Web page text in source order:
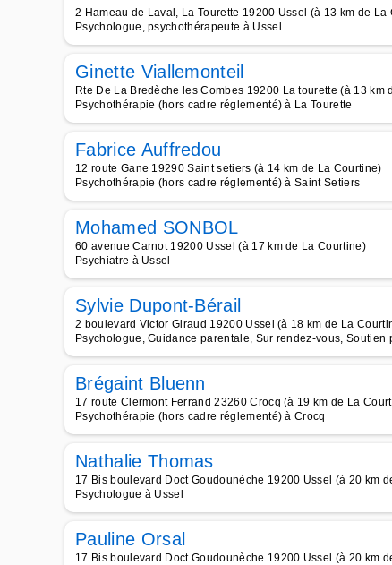
2 Hameau de Laval, La Tourette 19200 Ussel (à 13 km de La
Psychologue, psychothérapeute à Ussel
Ginette Viallemonteil
Rte De La Bredèche les Combes 19200 La tourette (à 13 km
Psychothérapie (hors cadre réglementé) à La Tourette
Fabrice Auffredou
12 route Gane 19290 Saint setiers (à 14 km de La Courtine)
Psychothérapie (hors cadre réglementé) à Saint Setiers
Mohamed SONBOL
60 avenue Carnot 19200 Ussel (à 17 km de La Courtine)
Psychiatre à Ussel
Sylvie Dupont-Bérail
2 boulevard Victor Giraud 19200 Ussel (à 18 km de La
Psychologue, Guidance parentale, Sur rendez-vous,
Brégaint Bluenn
17 route Clermont Ferrand 23260 Crocq (à 19 km de La
Psychothérapie (hors cadre réglementé) à Crocq
Nathalie Thomas
17 Bis boulevard Doct Goudounèche 19200 Ussel (à 20 km
Psychologue à Ussel
Pauline Orsal
17 Bis boulevard Doct Goudounèche 19200 Ussel (à 20 km